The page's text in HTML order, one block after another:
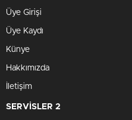
Üye Girişi
Üye Kaydı
Künye
Hakkımızda
İletişim
SERVİSLER 2